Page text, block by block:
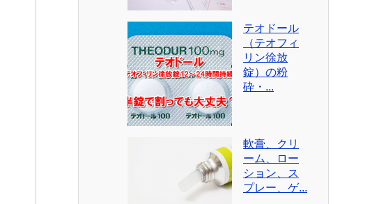
テオドール
（テオフィ
リン徐放
錠）の粉
砕・...
軟膏、クリ
ーム、ロー
ション、ス
プレー、ゲ...